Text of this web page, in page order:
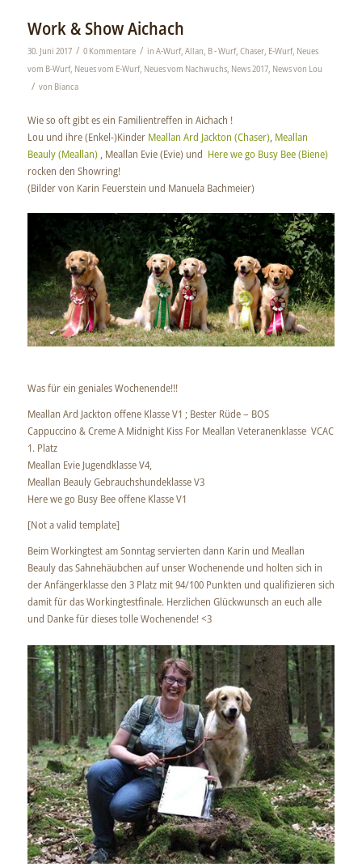
Work & Show Aichach
30. Juni 2017 / 0 Kommentare / in A-Wurf, Allan, B - Wurf, Chaser, E-Wurf, Neues
vom B-Wurf, Neues vom E-Wurf, Neues vom Nachwuchs, News 2017, News von Lou
/ von Bianca
Wie so oft gibt es ein Familientreffen in Aichach !
Lou und ihre (Enkel-)Kinder Meallan Ard Jackton (Chaser), Meallan
Beauly (Meallan) , Meallan Evie (Evie) und Here we go Busy Bee (Biene)
rocken den Showring!
(Bilder von Karin Feuerstein und Manuela Bachmeier)
Was für ein geniales Wochenende!!!
Meallan Ard Jackton offene Klasse V1 ; Bester Rüde – BOS
Cappuccino & Creme A Midnight Kiss For Meallan Veteranenklasse VCAC
1. Platz
Meallan Evie Jugendklasse V4,
Meallan Beauly Gebrauchshundeklasse V3
Here we go Busy Bee offene Klasse V1
[Not a valid template]
Beim Workingtest am Sonntag servierten dann Karin und Meallan
Beauly das Sahnehäubchen auf unser Wochenende und holten sich in
der Anfängerklasse den 3 Platz mit 94/100 Punkten und qualifizieren sich
damit für das Workingtestfinale. Herzlichen Glückwunsch an euch alle
und Danke für dieses tolle Wochenende! <3